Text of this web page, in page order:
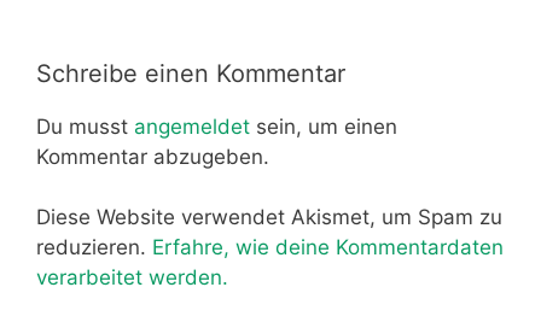
Schreibe einen Kommentar
Du musst angemeldet sein, um einen
Kommentar abzugeben.
Diese Website verwendet Akismet, um Spam zu
reduzieren. Erfahre, wie deine Kommentardaten
verarbeitet werden.